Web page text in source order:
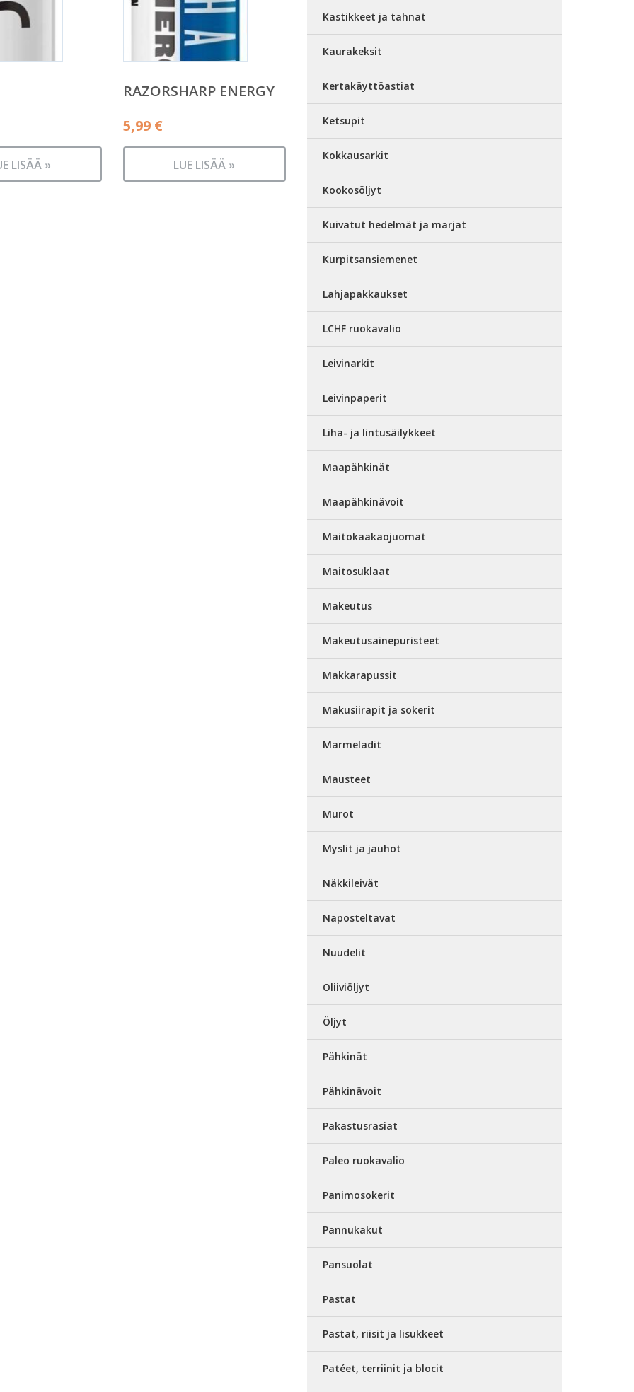
LISÄÄ »
RAZORSHARP ENERGY
5,99 €
LUE LISÄÄ »
Kastikkeet ja tahnat
Kaurakeksit
Kertakäyttöastiat
Ketsupit
Kokkausarkit
Kookosöljyt
Kuivatut hedelmät ja marjat
Kurpitsansiemenet
Lahjapakkaukset
LCHF ruokavalio
Leivinarkit
Leivinpaperit
Liha- ja lintusäilykkeet
Maapähkinät
Maapähkinävoit
Maitokaakaojuomat
Maitosuklaat
Makeutus
Makeutusainepuristeet
Makkarapussit
Makusiirapit ja sokerit
Marmeladit
Mausteet
Murot
Myslit ja jauhot
Näkkileivät
Naposteltavat
Nuudelit
Oliiviöljyt
Öljyt
Pähkinät
Pähkinävoit
Pakastusrasiat
Paleo ruokavalio
Panimosokerit
Pannukakut
Pansuolat
Pastat
Pastat, riisit ja lisukkeet
Patéet, terriinit ja blocit